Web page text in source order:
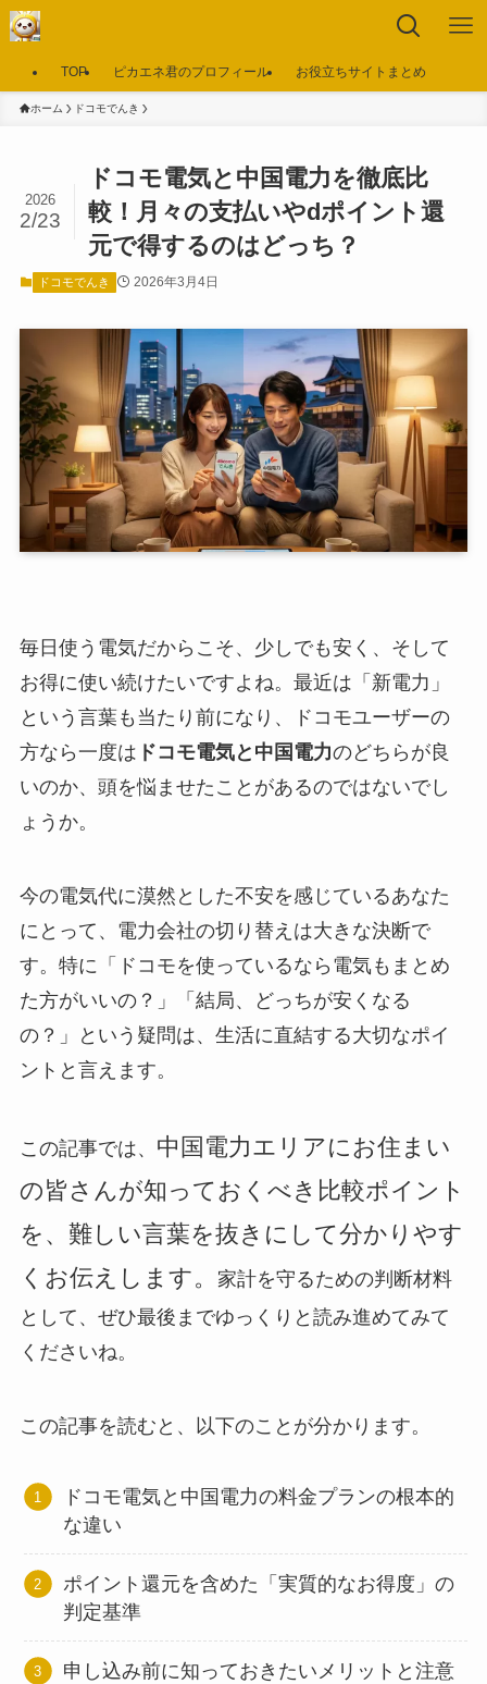
TOP ピカエネ君のプロフィール お役立ちサイトまとめ
ホーム ドコモでんき
ドコモ電気と中国電力を徹底比
較！月々の支払いやdポイント還
元で得するのはどっち？
2026
2/23
ドコモでんき 2026年3月4日
毎日使う電気だからこそ、少しでも安く、そして
お得に使い続けたいですよね。最近は「新電力」
という言葉も当たり前になり、ドコモユーザーの
方なら一度は ドコモ電気と中国電力のどちらが良
いのか、頭を悩ませたことがあるのではないでし
ょうか。
今の電気代に漠然とした不安を感じているあなた
にとって、電力会社の切り替えは大きな決断で
す。特に「ドコモを使っているなら電気もまとめ
た方がいいの？」「結局、どっちが安くなる
の？」という疑問は、生活に直結する大切なポイ
ントと言えます。
この記事では、 中国電力エリアにお住まい
の皆さんが知っておくべき比較ポイント
を、難しい言葉を抜きにして分かりやす
くお伝えします。
家計を守るための判断材料
として、ぜひ最後までゆっくりと読み進めてみて
くださいね。
この記事を読むと、以下のことが分かります。
ドコモ電気と中国電力の料金プランの根本的
な違い
ポイント還元を含めた「実質的なお得度」の
判定基準
申し込み前に知っておきたいメリットと注意